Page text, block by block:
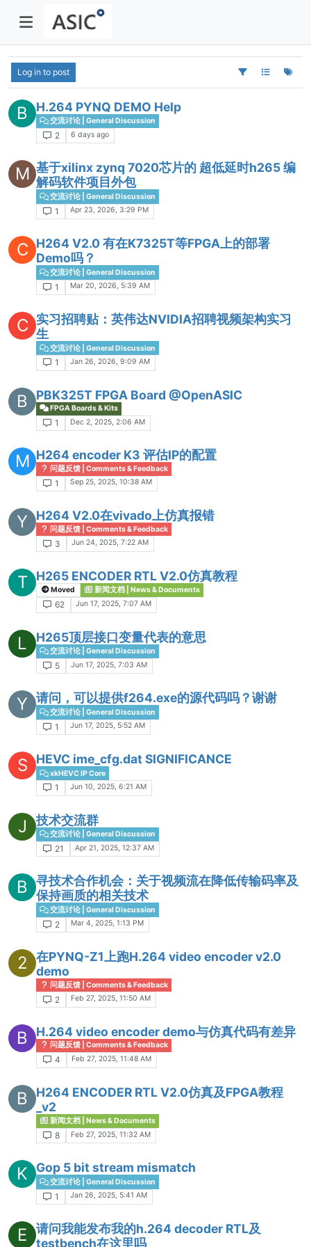
Log in to post
B H.264 PYNQ DEMO Help
交流讨论 | General Discussion
2 6 days ago
M 基于xilinx zynq 7020芯片的 超低延时h265 编
解码软件项目外包
交流讨论 | General Discussion
1 Apr 23, 2026, 3:29 PM
C
H264 V2.0 有在K7325T等FPGA上的部署
Demo吗？
交流讨论 | General Discussion
1 Mar 20, 2026, 5:39 AM
C
实习招聘贴：英伟达NVIDIA招聘视频架构实习
生
交流讨论 | General Discussion
1 Jan 26, 2026, 9:09 AM
B PBK325T FPGA Board @OpenASIC
FPGA Boards & Kits
1 Dec 2, 2025, 2:06 AM
M H264 encoder K3 评估IP的配置
问题反馈 | Comments & Feedback
1 Sep 25, 2025, 10:38 AM
Y H264 V2.0在vivado上仿真报错
问题反馈 | Comments & Feedback
3 Jun 24, 2025, 7:22 AM
T H265 ENCODER RTL V2.0仿真教程
Moved 新闻文档 | News & Documents
62 Jun 17, 2025, 7:07 AM
L H265顶层接口变量代表的意思
交流讨论 | General Discussion
5 Jun 17, 2025, 7:03 AM
Y 请问，可以提供f264.exe的源代码吗？谢谢
交流讨论 | General Discussion
1 Jun 17, 2025, 5:52 AM
S HEVC ime_cfg.dat SIGNIFICANCE
xkHEVC IP Core
1 Jun 10, 2025, 6:21 AM
J 技术交流群
交流讨论 | General Discussion
21 Apr 21, 2025, 12:37 AM
B
寻技术合作机会：关于视频流在降低传输码率及
保持画质的相关技术
交流讨论 | General Discussion
2 Mar 4, 2025, 1:13 PM
2
在PYNQ-Z1上跑H.264 video encoder v2.0
demo
问题反馈 | Comments & Feedback
2 Feb 27, 2025, 11:50 AM
B H.264 video encoder demo与仿真代码有差异
问题反馈 | Comments & Feedback
4 Feb 27, 2025, 11:48 AM
B
H264 ENCODER RTL V2.0仿真及FPGA教程
_v2
新闻文档 | News & Documents
8 Feb 27, 2025, 11:32 AM
K Gop 5 bit stream mismatch
交流讨论 | General Discussion
1 Jan 26, 2025, 5:41 AM
E
请问我能发布我的h.264 decoder RTL及
testbench在这里吗